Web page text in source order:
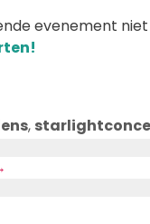
evenement niet
,